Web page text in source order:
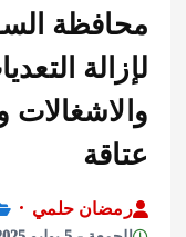
السويس
التعديات
حلمي
تقارير